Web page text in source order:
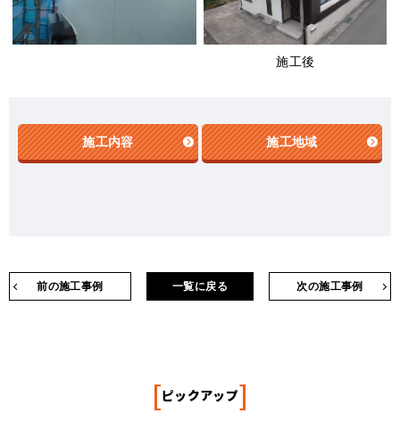
施工後
施工内容 施工地域
前の施工事例 次の施工事例
一覧に戻る
[ピックアップ]